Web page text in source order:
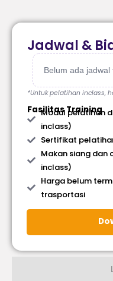
Jadwal &
Belum ada jadwal
*Untuk pelatihan inclass,
Fasilitas Training
Modul pelatihan
inclass)
Sertifikat
Makan siang dan
inclass)
Harga belum
trasportasi